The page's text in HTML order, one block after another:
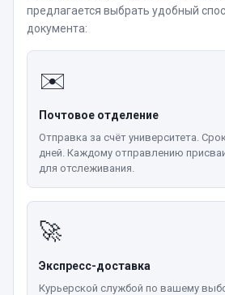
предлагается выбрать удобный
документа:
✉️
Почтовое отделение
Отправка за счёт университета.
дней. Каждому отправлению
для отслеживания.
🚀
Экспресс-доставка
Курьерской службой по вашему